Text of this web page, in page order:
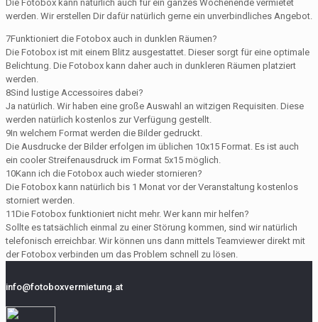
Die Fotobox kann natürlich auch für ein ganzes Wochenende vermietet
werden. Wir erstellen Dir dafür natürlich gerne ein unverbindliches Angebot.
7Funktioniert die Fotobox auch in dunklen Räumen?
Die Fotobox ist mit einem Blitz ausgestattet. Dieser sorgt für eine optimale
Belichtung. Die Fotobox kann daher auch in dunkleren Räumen platziert
werden.
8Sind lustige Accessoires dabei?
Ja natürlich. Wir haben eine große Auswahl an witzigen Requisiten. Diese
werden natürlich kostenlos zur Verfügung gestellt.
9In welchem Format werden die Bilder gedruckt.
Die Ausdrucke der Bilder erfolgen im üblichen 10x15 Format. Es ist auch
ein cooler Streifenausdruck im Format 5x15 möglich.
10Kann ich die Fotobox auch wieder stornieren?
Die Fotobox kann natürlich bis 1 Monat vor der Veranstaltung kostenlos
storniert werden.
11Die Fotobox funktioniert nicht mehr. Wer kann mir helfen?
Sollte es tatsächlich einmal zu einer Störung kommen, sind wir natürlich
telefonisch erreichbar. Wir können uns dann mittels Teamviewer direkt mit
der Fotobox verbinden um das Problem schnell zu lösen.
info@fotoboxvermietung.at